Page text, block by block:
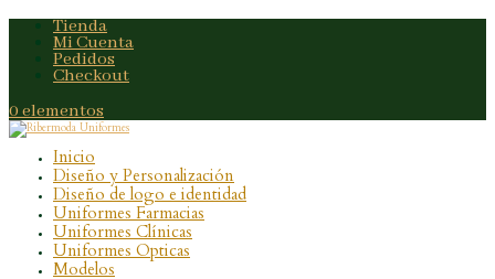
Tienda
Mi Cuenta
Pedidos
Checkout
0 elementos
Inicio
Diseño y Personalización
Diseño de logo e identidad
Uniformes Farmacias
Uniformes Clínicas
Uniformes Opticas
Modelos